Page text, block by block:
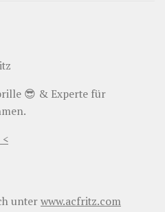
😎 & Experte für
unterwww.acfritz.com